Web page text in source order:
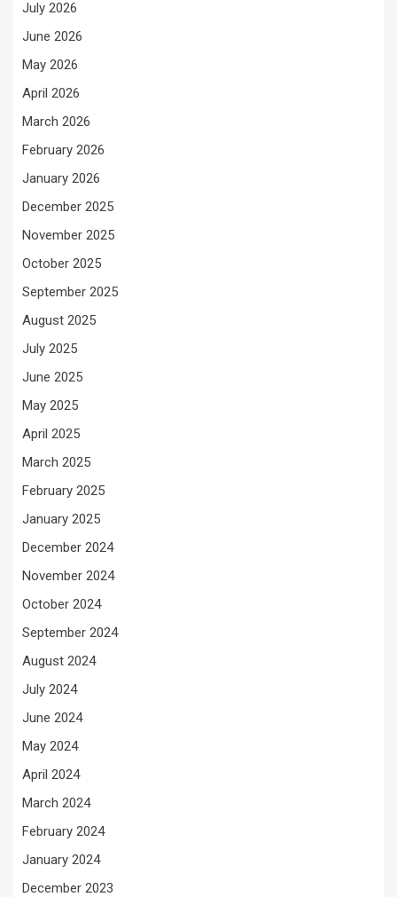
July 2026
June 2026
May 2026
April 2026
March 2026
February 2026
January 2026
December 2025
November 2025
October 2025
September 2025
August 2025
July 2025
June 2025
May 2025
April 2025
March 2025
February 2025
January 2025
December 2024
November 2024
October 2024
September 2024
August 2024
July 2024
June 2024
May 2024
April 2024
March 2024
February 2024
January 2024
December 2023